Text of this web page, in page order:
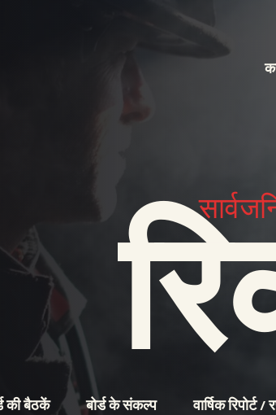
की बैठकें बोर्ड के संकल्प वार्षिक रिपोर्ट